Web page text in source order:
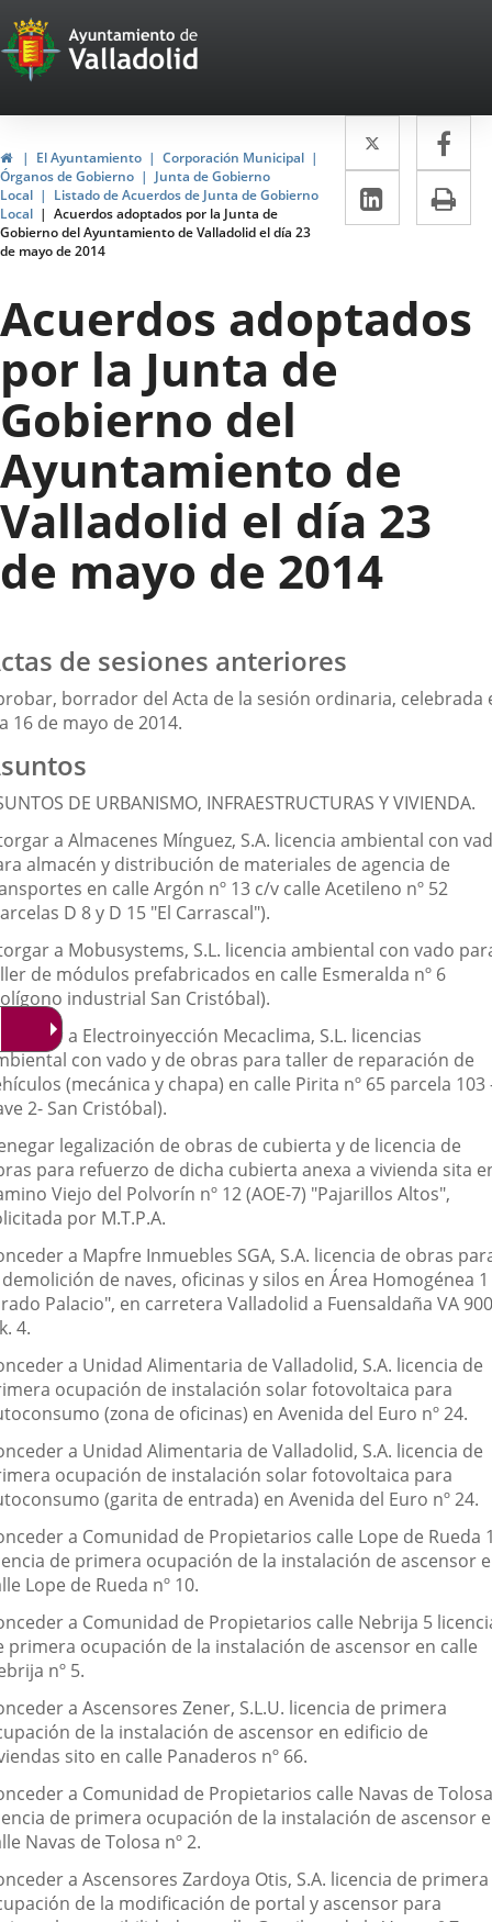
Portal
Web
del
Ayuntamiento
de
Valladolid
InicioEl Ayuntamiento
Corporación Municipal
Órganos de Gobierno
Junta de Gobierno
Local
Listado de Acuerdos de Junta de Gobierno
Local
Acuerdos adoptados por la Junta de
Gobierno del Ayuntamiento de Valladolid el día 23
de mayo de 2014
Twitter
Enlace
a
una
a
LinkedIn
Enlace
a
externa.
Acuerdos adoptados
por la Junta de
Gobierno del
Ayuntamiento de
Valladolid el día 23
de mayo de 2014
de sesiones anteriores
borrador del Acta de la sesión ordinaria, celebrada
16 de mayo de 2014.
DE URBANISMO, INFRAESTRUCTURAS Y VIVIENDA.
a Almacenes Mínguez, S.A. licencia ambiental con
almacén y distribución de materiales de agencia de
en calle Argón nº 13 c/v calle Acetileno nº 52
D 8 y D 15 "El Carrascal").
a Mobusystems, S.L. licencia ambiental con vado
de módulos prefabricados en calle Esmeralda nº 6
industrial San Cristóbal).
a Electroinyección Mecaclima, S.L. licencias
con vado y de obras para taller de reparación de
(mecánica y chapa) en calle Pirita nº 65 parcela 103
2- San Cristóbal).
legalización de obras de cubierta y de licencia de
para refuerzo de dicha cubierta anexa a vivienda sita
Viejo del Polvorín nº 12 (AOE-7) "Pajarillos Altos",
por M.T.P.A.
a Mapfre Inmuebles SGA, S.A. licencia de obras
de naves, oficinas y silos en Área Homogénea 1
Palacio", en carretera Valladolid a Fuensaldaña VA 900
4.
a Unidad Alimentaria de Valladolid, S.A. licencia de
ocupación de instalación solar fotovoltaica para
(zona de oficinas) en Avenida del Euro nº 24.
a Unidad Alimentaria de Valladolid, S.A. licencia de
ocupación de instalación solar fotovoltaica para
(garita de entrada) en Avenida del Euro nº 24.
a Comunidad de Propietarios calle Lope de Rueda
de primera ocupación de la instalación de ascensor
Lope de Rueda nº 10.
a Comunidad de Propietarios calle Nebrija 5
primera ocupación de la instalación de ascensor en calle
nº 5.
a Ascensores Zener, S.L.U. licencia de primera
de la instalación de ascensor en edificio de
sito en calle Panaderos nº 66.
a Comunidad de Propietarios calle Navas de
de primera ocupación de la instalación de ascensor
Navas de Tolosa nº 2.
a Ascensores Zardoya Otis, S.A. licencia de primera
de la modificación de portal y ascensor para